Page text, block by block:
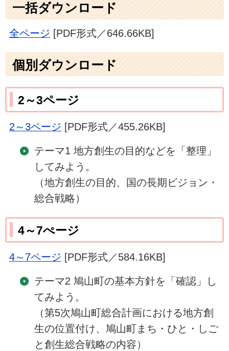
一括ダウンロード
全ページ [PDF形式／646.66KB]
個別ダウンロード
2～3ページ
2～3ページ [PDF形式／455.26KB]
テーマ1 地方創生の目的などを「整理」
してみよう。
（地方創生の目的、国の長期ビジョン・
総合戦略）
4～7ぺージ
4～7ページ [PDF形式／584.16KB]
テーマ2 鳩山町の基本方針を「確認」し
てみよう。
（第5次鳩山町総合計画における地方創
生の位置付け、鳩山町まち・ひと・しご
と創生総合戦略の内容）